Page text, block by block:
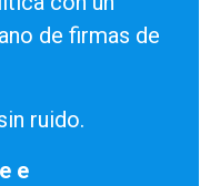
de firmas de
ruido.
e